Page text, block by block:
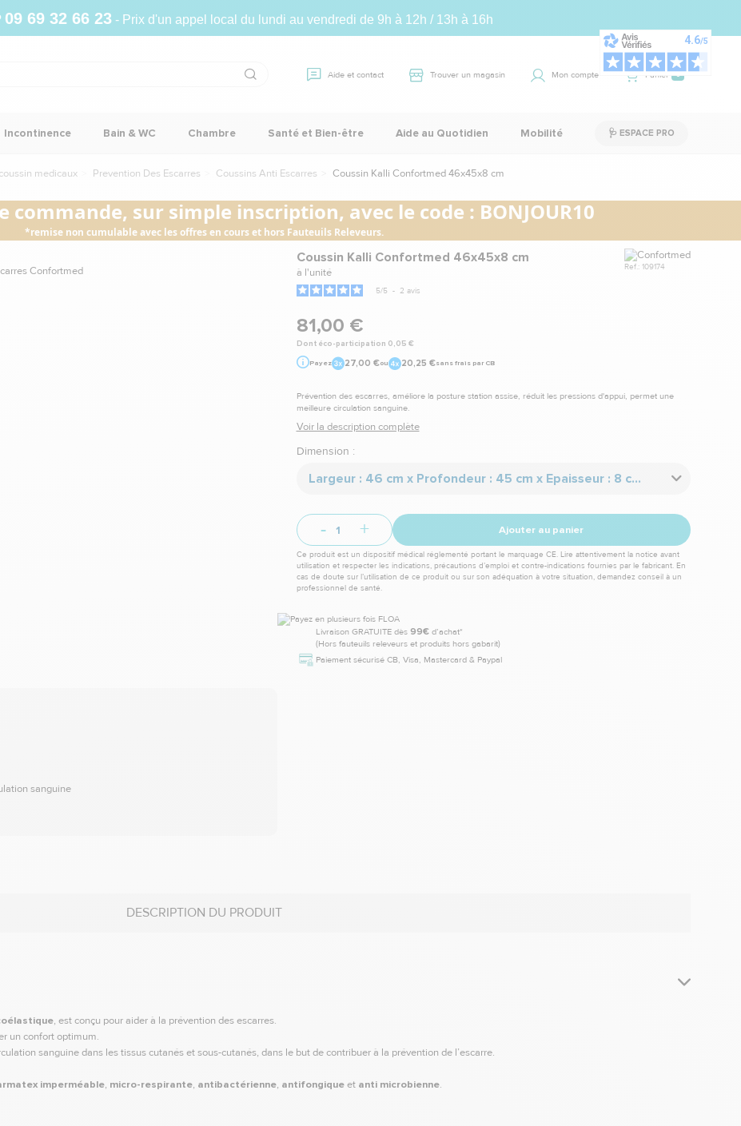
09 69 32 66 23- Prix d'un appel local du lundi au vendredi de 9h à 12h / 13h à 16h
Aide et contact Trouver un magasin Mon compte Panier 0
Incontinence Bain & WC Chambre Santé et Bien-être Aide au Quotidien Mobilité 🩺 ESPACE PRO
medicaux Prevention Des Escarres Coussins Anti Escarres Coussin Kalli Confortmed 46x45x8 cm
commande, sur simple inscription, avec le code : BONJOUR10
*remise non cumulable avec les offres en cours et hors Fauteuils Releveurs.
sanguine
Coussin Kalli Confortmed 46x45x8 cm
à l'unité
Marque
Ref.: 109174
5/5 - 2 avis
81,00 €
Dont éco-participation 0,05 €
Payez 27,00 €ou 20,25 €sans frais par CB
Prévention des escarres, améliore la posture station assise, réduit les pressions d'appui, permet une
meilleure circulation sanguine.
Voir la description complète
Dimension :
Largeur : 46 cm x Profondeur : 45 cm x Epaisseur : 8 cm - Poids : < 90 kg
- + Ajouter au panier
Ce produit est un dispositif médical réglementé portant le marquage CE. Lire attentivement la notice avant
utilisation et respecter les indications, précautions d’emploi et contre-indications fournies par le fabricant. En
cas de doute sur l’utilisation de ce produit ou sur son adéquation à votre situation, demandez conseil à un
professionnel de santé.
Livraison GRATUITE dès99€ d’achat*
(Hors fauteuils releveurs et produits hors gabarit)
Paiement sécurisé CB, Visa, Mastercard & Paypal
DESCRIPTION DU PRODUIT
, est conçu pour aider à la prévention des escarres.
un confort optimum.
sanguine dans les tissus cutanés et sous-cutanés, dans le but de contribuer à la prévention de l’escarre.
imperméable, micro-respirante, antibactérienne, antifongiqueet anti microbienne.